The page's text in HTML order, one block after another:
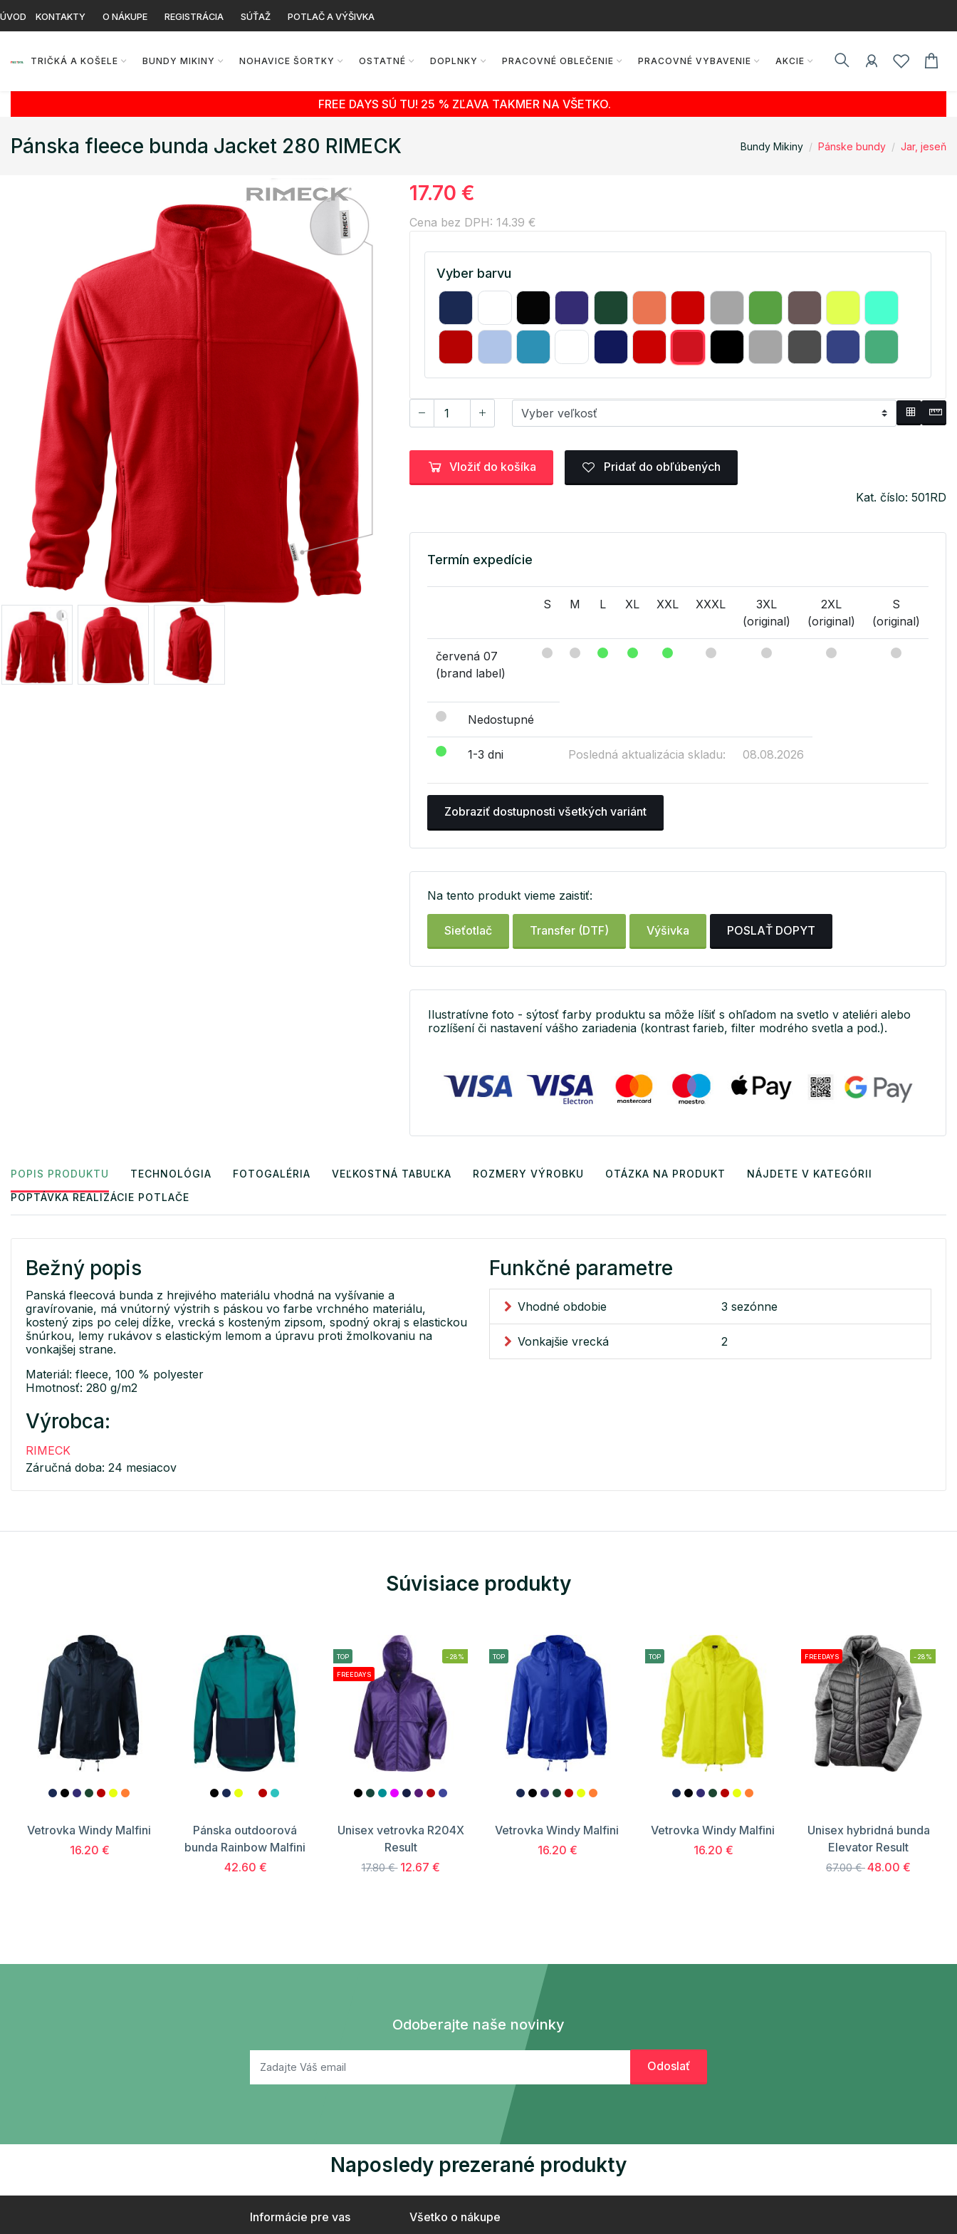
ÚVOD KONTAKTY O NÁKUPE REGISTRÁCIA SÚŤAŽ POTLAČ A VÝŠIVKA
TRIČKÁ A KOŠELE BUNDY MIKINY NOHAVICE ŠORTKY OSTATNÉ DOPLNKY PRACOVNÉ OBLEČENIE PRACOVNÉ VYBAVENIE AKCIE
FREE DAYS SÚ TU! 25 % ZĽAVA TAKMER NA VŠETKO.
Pánska fleece bunda Jacket 280 RIMECK Bundy Mikiny Pánske bundy Jar, jeseň
17.70 €
Cena bez DPH: 14.39 €
Vyber barvu
Vložiť do košíka Pridať do obľúbených
Kat. číslo: 501RD
Termín expedície
S M L XL XXL XXXL
3XL
(original)
2XL
(original)
S
(original)
červená 07
(brand label)
Nedostupné
1-3 dni Posledná aktualizácia skladu: 08.08.2026
Zobraziť dostupnosti všetkých variánt
Na tento produkt vieme zaistiť:
Sieťotlač Transfer (DTF) Výšivka POSLAŤ DOPYT
Ilustratívne foto - sýtosť farby produktu sa môže líšiť s ohľadom na svetlo v ateliéri alebo
rozlíšení či nastavení vášho zariadenia (kontrast farieb, filter modrého svetla a pod.).
POPIS PRODUKTU TECHNOLÓGIA FOTOGALÉRIA VEĽKOSTNÁ TABUĽKA ROZMERY VÝROBKU OTÁZKA NA PRODUKT
NÁJDETE V KATEGÓRII
POPTÁVKA REALIZÁCIE POTLAČE
Bežný popis
Panská fleecová bunda z hrejivého materiálu vhodná na vyšívanie a
gravírovanie, má vnútorný výstrih s páskou vo farbe vrchného materiálu,
kostený zips po celej dĺžke, vrecká s kosteným zipsom, spodný okraj s elastickou
šnúrkou, lemy rukávov s elastickým lemom a úpravu proti žmolkovaniu na
vonkajšej strane.
Materiál: fleece, 100 % polyester
Hmotnosť: 280 g/m2
Výrobca:
RIMECK
Záručná doba: 24 mesiacov
Funkčné parametre
Vhodné obdobie 3 sezónne
Vonkajšie vrecká 2
Súvisiace produkty
Vetrovka Windy Malfini
16.20 €
Pánska outdoorová
bunda Rainbow Malfini
42.60 €
TOP
FREEDAYS
-28%
Unisex vetrovka R204X
Result
17.80 € 12.67 €
TOP
Vetrovka Windy Malfini
16.20 €
TOP
Vetrovka Windy Malfini
16.20 €
FREEDAYS -28%
Unisex hybridná bunda
Elevator Result
67.00 €48.00 €
Odoberajte naše novinky
Naposledy prezerané produkty
Informácie pre vas Všetko o nákupe